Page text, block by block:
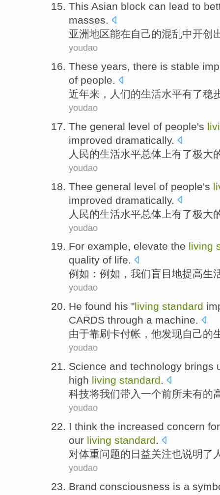
This Asian block can lead to
masses.
亚洲地区能在自己的混乱中开创
youdao
These years, there is stable
of people.
近年来， 人们的生活水平有了稳
youdao
The general level of people's
improved dramatically.
人民的生活水平总体 上有了极大
youdao
Thee general level of people's
improved dramatically.
人民的生活水平总体 上有了极大
youdao
For example, elevate the living
quality of life.
例如 ：例如， 我们盲目地提高生
youdao
He found his "living standard
CARDS through a machine.
由于靠刷卡付帐， 他发现自己的
youdao
Science and technology brings
high living standard.
科技将我们带入 一个前所未有的
youdao
I think the increased concern for
our living standard.
对体重问题的 日益关注也说明了
youdao
Brand consciousness is a